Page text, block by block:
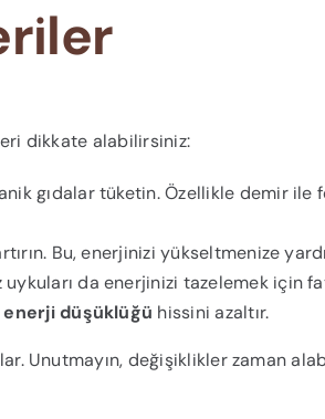
dikkate alabilirsiniz:
gıdalar tüketin. Özellikle demir ile
Bu, enerjinizi yükseltmenize
da enerjinizi tazelemek için
enerji düşüklüğü hissini azaltır.
Unutmayın, değişiklikler zaman